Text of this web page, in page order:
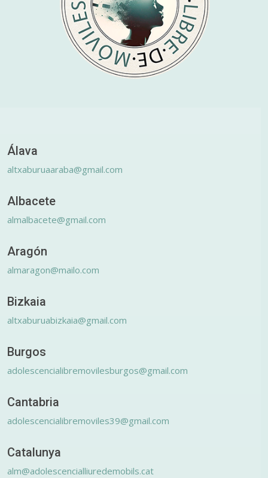
Álava
altxaburuaaraba@gmail.com
Albacete
almalbacete@gmail.com
Aragón
almaragon@mailo.com
Bizkaia
altxaburuabizkaia@gmail.com
Burgos
adolescencialibremovilesburgos@gmail.com
Cantabria
adolescencialibremoviles39@gmail.com
Catalunya
alm@adolescencialliuredemobils.cat